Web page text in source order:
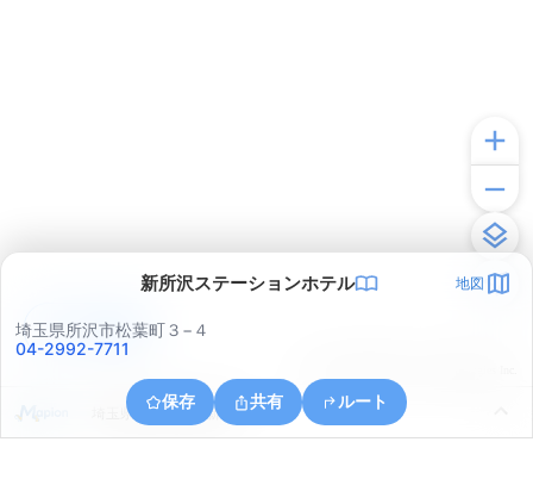
新所沢ステーションホテル 地図
埼玉県所沢市松葉町３−４
04-2992-7711
保存 共有 ルート
埼玉県所沢市所沢新町
アプリで見る